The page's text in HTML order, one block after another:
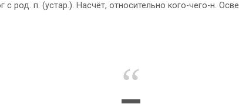
род. п. (устар.). Насчёт, относительно кого-чего-н.